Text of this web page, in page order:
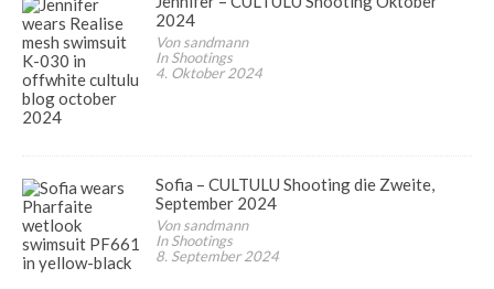
2024
Von sandmann
In Shootings
4. Oktober 2024
Sofia – CULTULU Shooting die Zweite,
September 2024
Von sandmann
In Shootings
8. September 2024